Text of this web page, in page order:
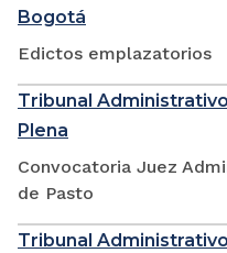
Bogotá
Edictos emplazatorios
Tribunal
Plena
Convocatoria Juez
de Pasto
Tribunal